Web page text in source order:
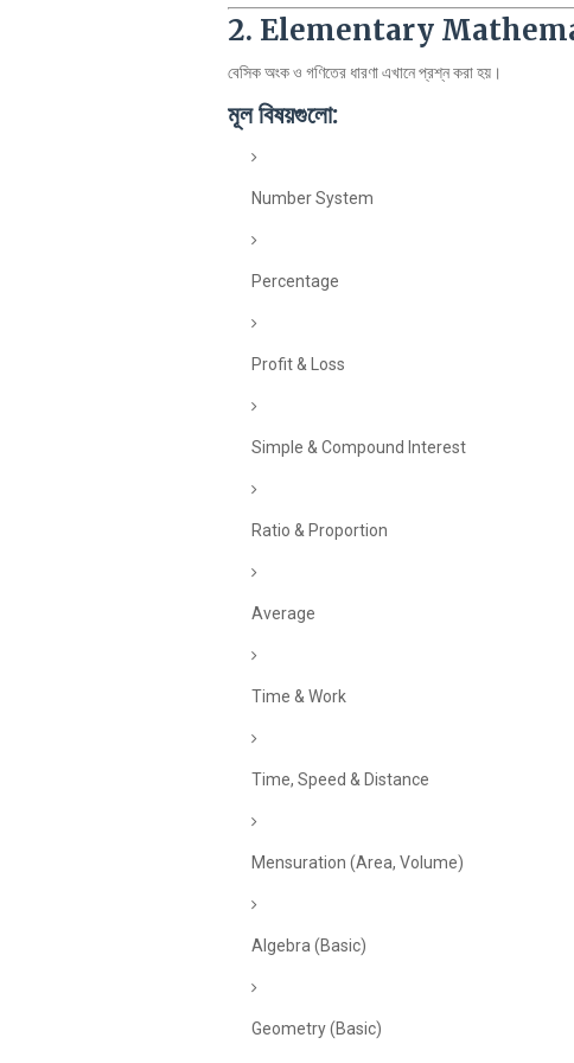
2. Elementary
বেসিক অংক ও গণিতের ধারণা এখানে প্রশ্ন করা হয়।
মূল বিষয়গুলো:
Number System
Percentage
Profit & Loss
Simple & Compound Interest
Ratio & Proportion
Average
Time & Work
Time, Speed & Distance
Mensuration (Area, Volume)
Algebra (Basic)
Geometry (Basic)